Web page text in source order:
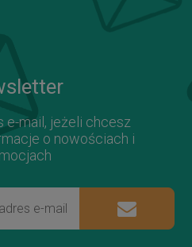
e-mail, jeżeli chcesz
o nowościach i